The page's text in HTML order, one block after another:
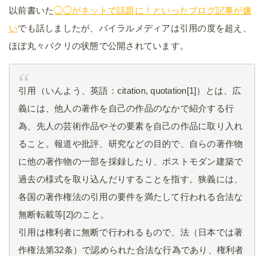
以前書いた◯◯がネットで話題に！といったブログ記事が嫌
いでも話しましたが、バイラルメディアは引用の度を超え、
ほぼ丸々パクリの状態で公開されています。
引用（いんよう、英語：citation, quotation[1]）とは、広
義には、他人の著作を自己の作品のなかで紹介する行
為、先人の芸術作品やその要素を自己の作品に取り入れ
ること。報道や批評、研究などの目的で、自らの著作物
に他の著作物の一部を採録したり、ポストモダン建築で
過去の様式を取り込んだりすることを指す。狭義には、
各国の著作権法の引用の要件を満たして行われる合法な
無断転載等[2]のこと。
引用は権利者に無断で行われるもので、法（日本では著
作権法第32条）で認められた合法な行為であり、権利者